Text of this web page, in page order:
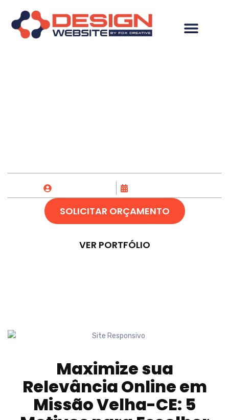
SOLICITAR ORÇAMENTO
VER PORTFÓLIO
Maximize sua
Relevância Online em
Missão Velha-CE: 5